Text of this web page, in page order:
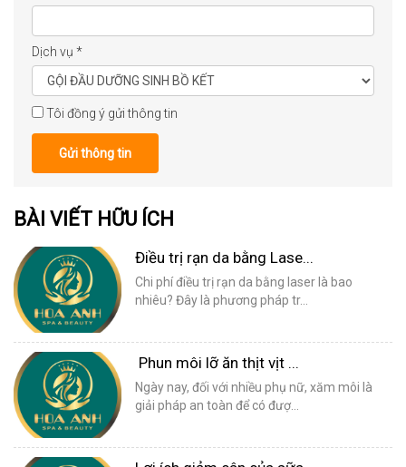
Dịch vụ *
Tôi đồng ý gửi thông tin
Gửi thông tin
BÀI VIẾT HỮU ÍCH
Điều trị rạn da bằng Lase...
Chi phí điều trị rạn da bằng laser là bao
nhiêu? Đây là phương pháp tr...
Phun môi lỡ ăn thịt vịt ...
Ngày nay, đối với nhiều phụ nữ, xăm môi là
giải pháp an toàn để có đượ...